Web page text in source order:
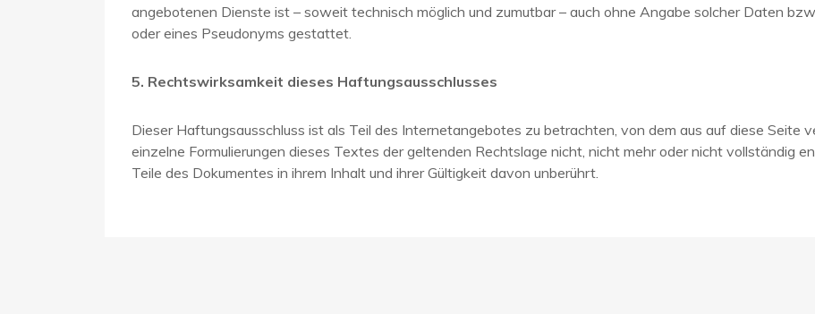
angebotenen Dienste ist – soweit technisch möglich und zumutbar – auch ohne Angabe solcher Daten
oder eines Pseudonyms gestattet.
5. Rechtswirksamkeit dieses Haftungsausschlusses
Dieser Haftungsausschluss ist als Teil des Internetangebotes zu betrachten, von dem aus auf diese Seite
einzelne Formulierungen dieses Textes der geltenden Rechtslage nicht, nicht mehr oder nicht vollständig
Teile des Dokumentes in ihrem Inhalt und ihrer Gültigkeit davon unberührt.